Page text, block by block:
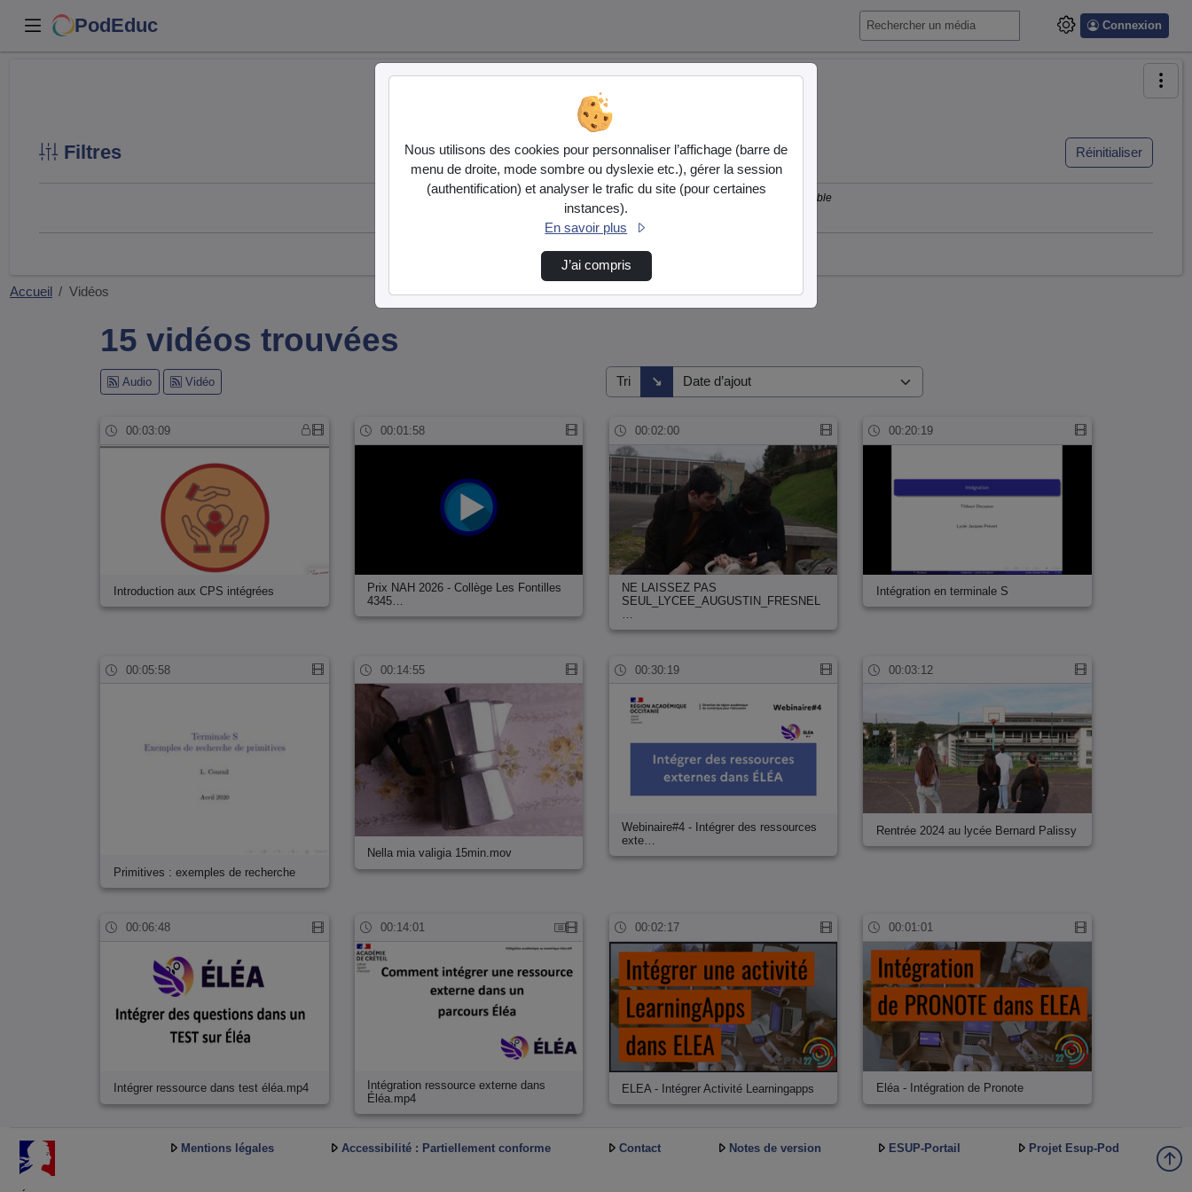
PodEduc Connexion
Filtres Réinitialiser
Accueil Vidéos
15 vidéos trouvées
Audio Vidéo Tri ↘
Direction de tri
00:03:09
Introduction aux CPS intégrées
00:01:58
Prix NAH 2026 - Collège Les Fontilles
4345…
00:02:00
NE LAISSEZ PAS
SEUL_LYCEE_AUGUSTIN_FRESNEL
00:20:19
Intégration en terminale S
00:05:58
Primitives : exemples de recherche
00:14:55
Nella mia valigia 15min.mov
00:30:19
Webinaire#4 - Intégrer des ressources
exte…
00:03:12
Rentrée 2024 au lycée Bernard Palissy
00:06:48
Intégrer ressource dans test éléa.mp4
00:14:01
Intégration ressource externe dans
Éléa.mp4
00:02:17
ELEA - Intégrer Activité Learningapps
00:01:01
Eléa - Intégration de Pronote
Mentions légales Accessibilité : Partiellement conforme Contact Notes de version ESUP-Portail Projet Esup-Pod
Nous utilisons des cookies pour personnaliser l’affichage (barre de
menu de droite, mode sombre ou dyslexie etc.), gérer la session
(authentification) et analyser le trafic du site (pour certaines
instances).
En savoir plus
J’ai compris